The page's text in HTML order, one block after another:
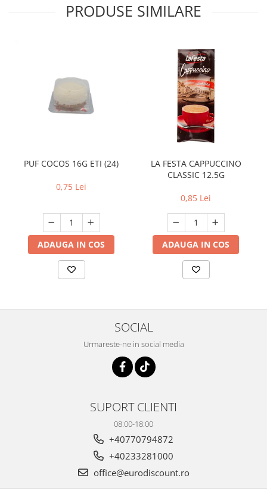
PRODUSE SIMILARE
PUF COCOS 16G ETI (24)
0,75 Lei
ADAUGA IN COS
LA FESTA CAPPUCCINO
CLASSIC 12.5G
0,85 Lei
ADAUGA IN COS
SOCIAL
Urmareste-ne in social media
SUPORT CLIENTI
08:00-18:00
+40770794872
+40233281000
office@eurodiscount.ro